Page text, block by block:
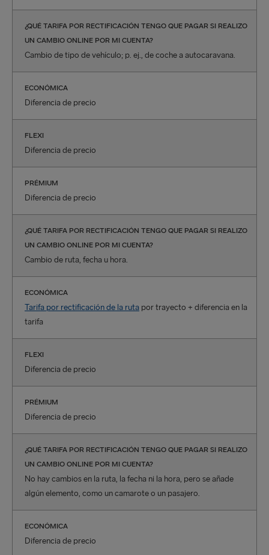
¿QUÉ TARIFA POR RECTIFICACIÓN TENGO QUE PAGAR SI REALIZO
UN CAMBIO ONLINE POR MI CUENTA?
Cambio de tipo de vehículo; p. ej., de coche a autocaravana.
ECONÓMICA
Diferencia de precio
FLEXI
Diferencia de precio
PRÉMIUM
Diferencia de precio
¿QUÉ TARIFA POR RECTIFICACIÓN TENGO QUE PAGAR SI REALIZO
UN CAMBIO ONLINE POR MI CUENTA?
Cambio de ruta, fecha u hora.
ECONÓMICA
Tarifa por rectificación de la ruta por trayecto + diferencia en la
tarifa
FLEXI
Diferencia de precio
PRÉMIUM
Diferencia de precio
¿QUÉ TARIFA POR RECTIFICACIÓN TENGO QUE PAGAR SI REALIZO
UN CAMBIO ONLINE POR MI CUENTA?
No hay cambios en la ruta, la fecha ni la hora, pero se añade
algún elemento, como un camarote o un pasajero.
ECONÓMICA
Diferencia de precio